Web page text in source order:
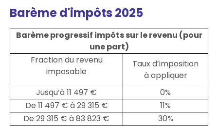
Barème d'impôts 2025
Barème progressif impôts sur le revenu (pour
une part)
Fraction du revenu
imposable
Taux d’imposition
à appliquer
Jusqu’à 11 497 €
0%
De 11 497 € à 29 315 €
11%
De 29 315 € à 83 823 €
30%